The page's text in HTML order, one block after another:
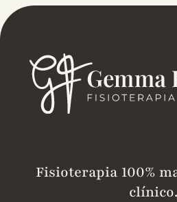
Fisioterapia 100%
clínico.